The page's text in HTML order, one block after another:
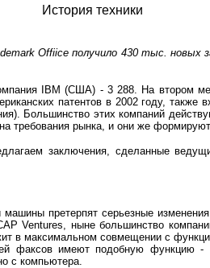
История техники
Offiice получило 430 тыс.
IBM (США) - 3 288. На втором
патентов в 2002 году, также
Большинство этих компаний
требования рынка, и они же
заключения, сделанные
претерпят серьезные
Ventures, ныне большинство
в максимальном совмещении с
факсов имеют подобную функцию
с компьютера.